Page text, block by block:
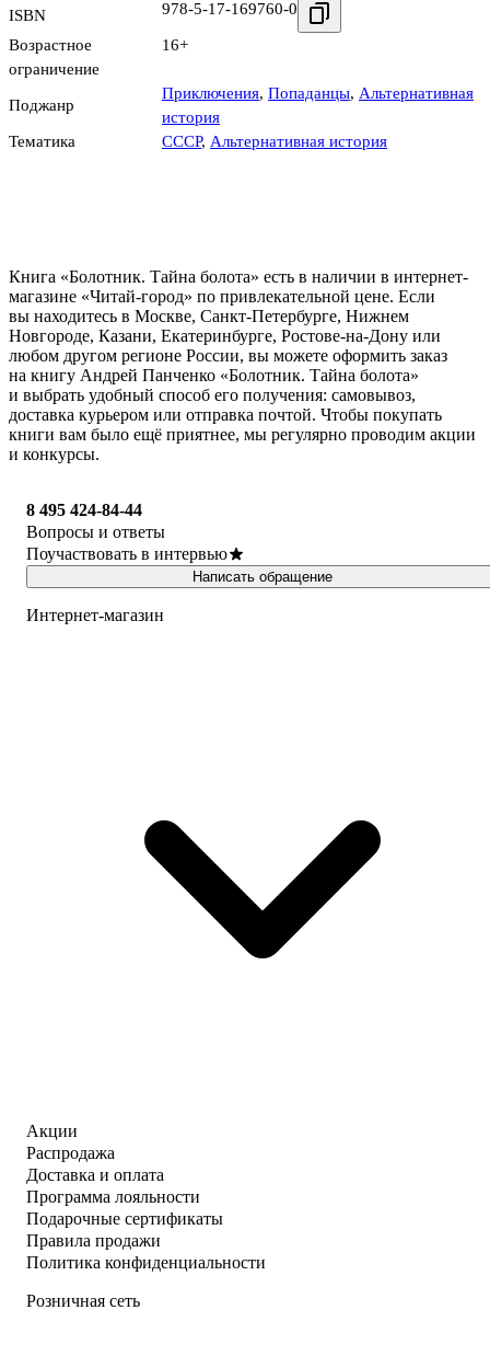
ISBN 978-5-17-169760-0
Возрастное
ограничение
16+
Поджанр
Приключения, Попаданцы, Альтернативная
история
Тематика
СССР, Альтернативная история
Книга «Болотник. Тайна болота» есть в наличии в интернет-
магазине «Читай-город» по привлекательной цене. Если
вы находитесь в Москве, Санкт-Петербурге, Нижнем
Новгороде, Казани, Екатеринбурге, Ростове-на-Дону или
любом другом регионе России, вы можете оформить заказ
на книгу Андрей Панченко «Болотник. Тайна болота»
и выбрать удобный способ его получения: самовывоз,
доставка курьером или отправка почтой. Чтобы покупать
книги вам было ещё приятнее, мы регулярно проводим акции
и конкурсы.
8 495 424-84-44
Вопросы и ответы
Поучаствовать в интервью
Написать обращение
Интернет-магазин
Акции
Распродажа
Доставка и оплата
Программа лояльности
Подарочные сертификаты
Правила продажи
Политика конфиденциальности
Розничная сеть